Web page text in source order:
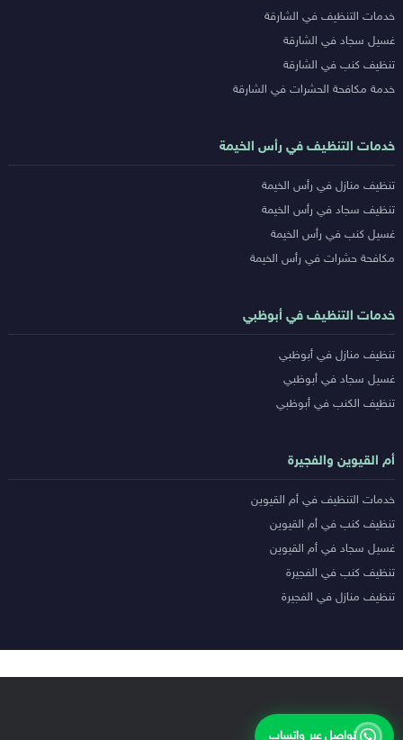
خدمات التنظيف في الشارقة
غسيل سجاد في الشارقة
تنظيف كنب في الشارقة
خدمة مكافحة الحشرات في الشارقة
خدمات التنظيف في رأس الخيمة
تنظيف منازل في رأس الخيمة
تنظيف سجاد في رأس الخيمة
غسيل كنب في رأس الخيمة
مكافحة حشرات في رأس الخيمة
خدمات التنظيف في أبوظبي
تنظيف منازل في أبوظبي
غسيل سجاد في أبوظبي
تنظيف الكنب في أبوظبي
أم القيوين والفجيرة
خدمات التنظيف في أم القيوين
تنظيف كنب في أم القيوين
غسيل سجاد في أم القيوين
تنظيف كنب في الفجيرة
تنظيف منازل في الفجيرة
تواصل عبر واتساب